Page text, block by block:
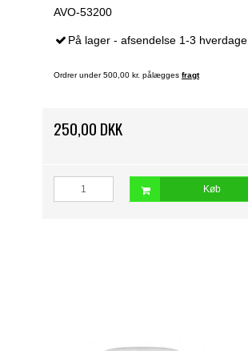
AVO-53200
På lager - afsendelse 1-3 hverdage
Ordrer under 500,00 kr. pålægges fragt
250,00 DKK
Køb